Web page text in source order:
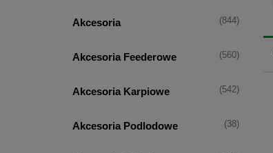
Akcesoria (844)
Akcesoria Feederowe (560)
Akcesoria Karpiowe (542)
Akcesoria Podlodowe (38)